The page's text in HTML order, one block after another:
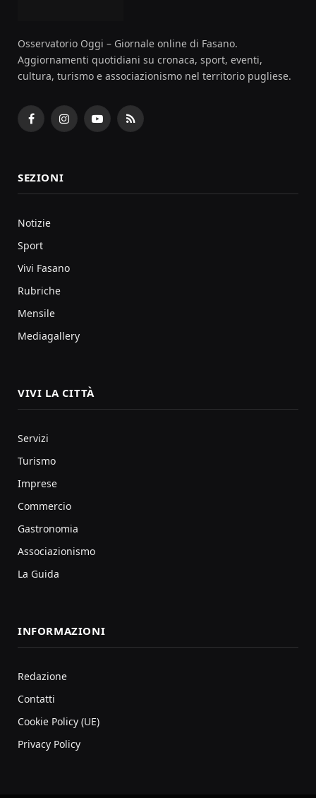
Osservatorio Oggi – Giornale online di Fasano.
Aggiornamenti quotidiani su cronaca, sport, eventi,
cultura, turismo e associazionismo nel territorio pugliese.
FacebookInstagramYouTubeRSS
SEZIONI
Notizie
Sport
Vivi Fasano
Rubriche
Mensile
Mediagallery
VIVI LA CITTÀ
Servizi
Turismo
Imprese
Commercio
Gastronomia
Associazionismo
La Guida
INFORMAZIONI
Redazione
Contatti
Cookie Policy (UE)
Privacy Policy